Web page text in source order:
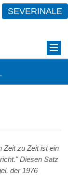
SEVERINALE
Zeit zu Zeit ist ein
Diesen Satz
der 1976